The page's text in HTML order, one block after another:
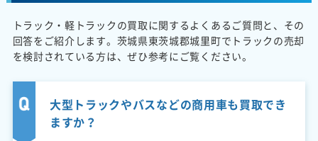
トラック・軽トラックの買取に関するよくあるご質問と、その
回答をご紹介します。茨城県東茨城郡城里町でトラックの売却
を検討されている方は、ぜひ参考にご覧ください。
大型トラックやバスなどの商用車も買取でき
ますか？